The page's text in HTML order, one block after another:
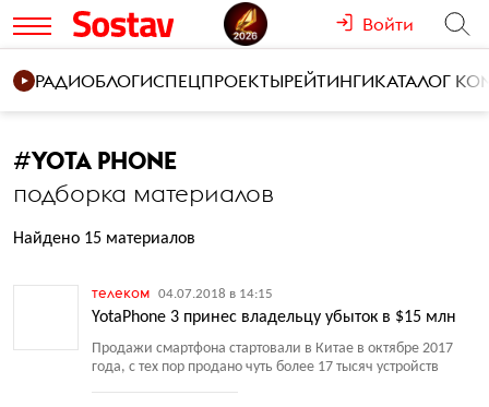
Войти
РАДИОБЛОГИСПЕЦПРОЕКТЫРЕЙТИНГИКАТАЛОГ
#YOTA PHONE
подборка материалов
Найдено 15 материалов
телеком 04.07.2018 в 14:15
YotaPhone 3 принес владельцу убыток в $15 млн
Продажи смартфона стартовали в Китае в октябре 2017
года, с тех пор продано чуть более 17 тысяч устройств